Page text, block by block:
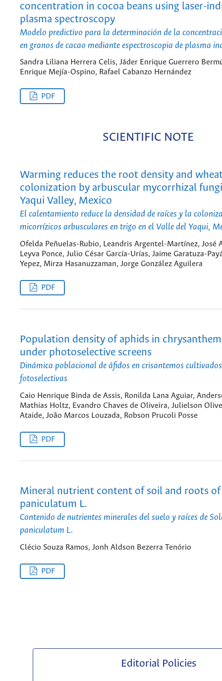
concentration in cocoa beans using laser-
plasma spectroscopy
Modelo predictivo para la determinación de la
en granos de cacao mediante espectroscopia de plasma
Sandra Liliana Herrera Celis, Jáder Enrique Guerrero
Enrique Mejía-Ospino, Rafael Cabanzo Hernández
PDF
SCIENTIFIC NOTE
Warming reduces the root density and
colonization by arbuscular mycorrhizal
Yaqui Valley, Mexico
El calentamiento reduce la densidad de raíces y la
micorrízicos arbusculares en trigo en el Valle del Yaqui,
Ofelda Peñuelas-Rubio, Leandris Argentel-Martínez, José
Leyva Ponce, Julio César García-Urías, Jaime Garatuza-
Yepez, Mirza Hasanuzzaman, Jorge González Aguilera
PDF
Population density of aphids in
under photoselective screens
Dinámica poblacional de áfidos en crisantemos
fotoselectivas
Caio Henrique Binda de Assis, Ronilda Lana Aguiar,
Mathias Holtz, Evandro Chaves de Oliveira, Julielson
Ataide, João Marcos Louzada, Robson Prucoli Posse
PDF
Mineral nutrient content of soil and roots of
paniculatum L.
Contenido de nutrientes minerales del suelo y raíces de
paniculatum L.
Clécio Souza Ramos, Jonh Aldson Bezerra Tenório
PDF
Editorial Policies